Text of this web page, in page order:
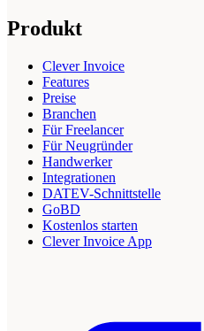
Produkt
Clever Invoice
Features
Preise
Branchen
Für Freelancer
Für Neugründer
Handwerker
Integrationen
DATEV-Schnittstelle
GoBD
Kostenlos starten
Clever Invoice App